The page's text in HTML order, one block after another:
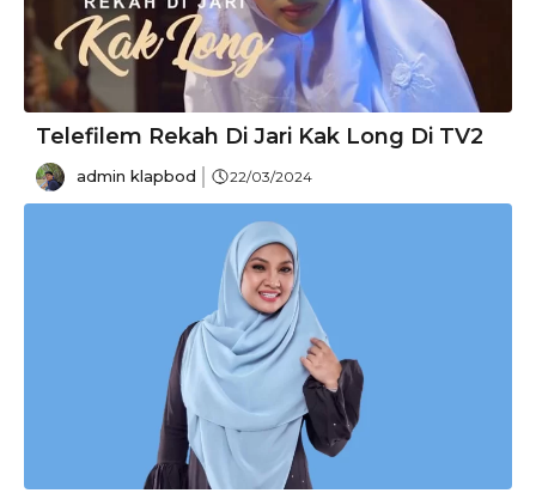
Telefilem Rekah Di Jari Kak Long Di TV2
admin klapbod 22/03/2024